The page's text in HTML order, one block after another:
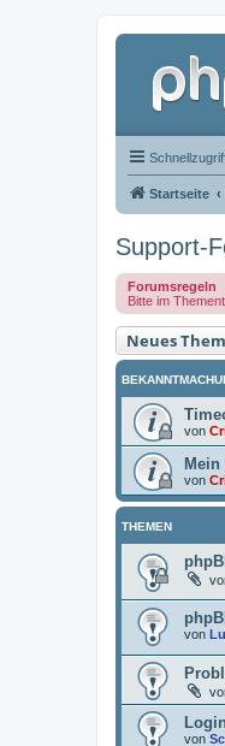
Startseite
Support-
Forumsregeln
Bitte im
Neues
von
von
THEMEN
von
von